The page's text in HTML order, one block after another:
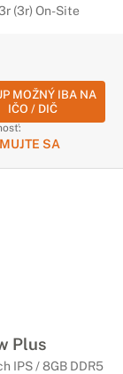
(3r) On-Site
MOŽNÝ IBA NA
IČO / DIČ
SA
Plus
IPS / 8GB DDR5